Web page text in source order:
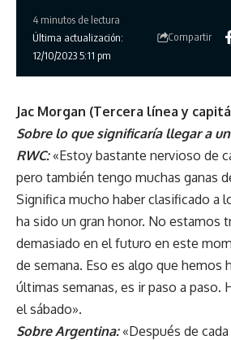
Última actualización:
12/10/2023 5:11 pm
4 minutos de lectura
Compartir
Jac Morgan (Tercera línea y
Sobre lo que significaría llegar a
RWC: «Estoy bastante nervioso de
pero también tengo muchas ganas
Significa mucho haber clasificado a
ha sido un gran honor. No estamos
demasiado en el futuro en este
de semana. Eso es algo que hemos
últimas semanas, es ir paso a paso.
el sábado».
Sobre Argentina: «Después de